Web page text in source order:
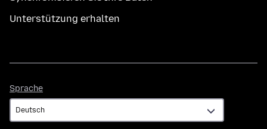
Unterstützung erhalten
Sprache